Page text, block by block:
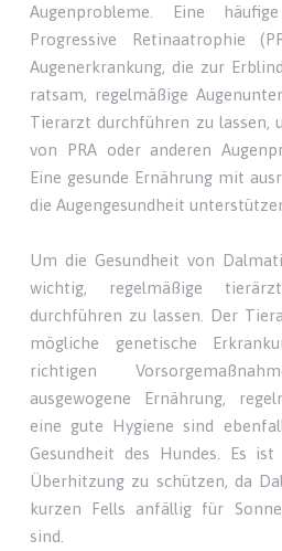
Augenprobleme. Eine
Progressive Retinaatrophie
Augenerkrankung, die zur
ratsam, regelmäßige
Tierarzt durchführen zu lassen,
von PRA oder anderen
Eine gesunde Ernährung mit
die Augengesundheit
Um die Gesundheit von
wichtig, regelmäßige
durchführen zu lassen. Der
mögliche genetische
richtigen
ausgewogene Ernährung,
eine gute Hygiene sind
Gesundheit des Hundes. Es
Überhitzung zu schützen, da
kurzen Fells anfällig für
sind.